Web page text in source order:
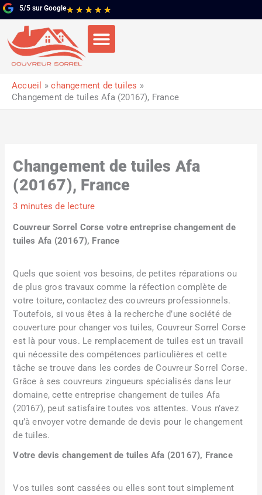
Aller
au
contenu
5/5 sur Google★ ★ ★ ★ ★Noté
5
5
Accueil
changement de tuiles
Changement de tuiles Afa (20167), France
Changement de tuiles Afa
(20167), France
3 minutes de lecture
Couvreur Sorrel Corse votre entreprise changement de
tuiles Afa (20167), France
Quels que soient vos besoins, de petites réparations ou
de plus gros travaux comme la réfection complète de
votre toiture, contactez des couvreurs professionnels.
Toutefois, si vous êtes à la recherche d’une société de
couverture pour changer vos tuiles, Couvreur Sorrel Corse
est là pour vous. Le remplacement de tuiles est un travail
qui nécessite des compétences particulières et cette
tâche se trouve dans les cordes de Couvreur Sorrel Corse.
Grâce à ses couvreurs zingueurs spécialisés dans leur
domaine, cette entreprise changement de tuiles Afa
(20167), peut satisfaire toutes vos attentes. Vous n’avez
qu’à envoyer votre demande de devis pour le changement
de tuiles.
Votre devis changement de tuiles Afa (20167), France
Vos tuiles sont cassées ou elles sont tout simplement